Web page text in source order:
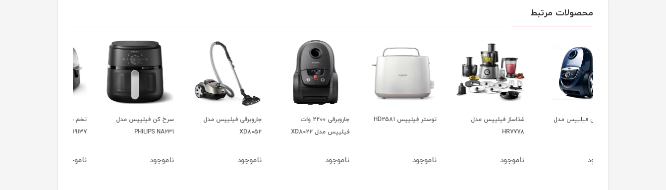
محصولات مرتبط
غذاساز فیلیپس مدل
توستر فیلیپس HD2581
جاروبرقی 2200 وات
جاروبرقی فیلیپس مدل
XD8052
سرخ کن فیلیپس مدل
تخم مرغ پز فیلیپس مدل
PHILIPS HD9137